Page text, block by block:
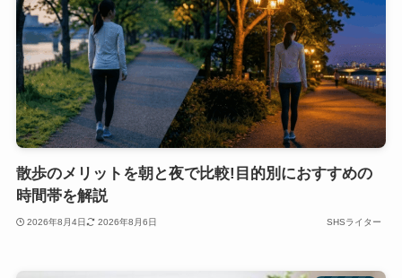
散歩のメリットを朝と夜で比較!目的別におすすめの
時間帯を解説
2026年8月4日 2026年8月6日 SHSライター